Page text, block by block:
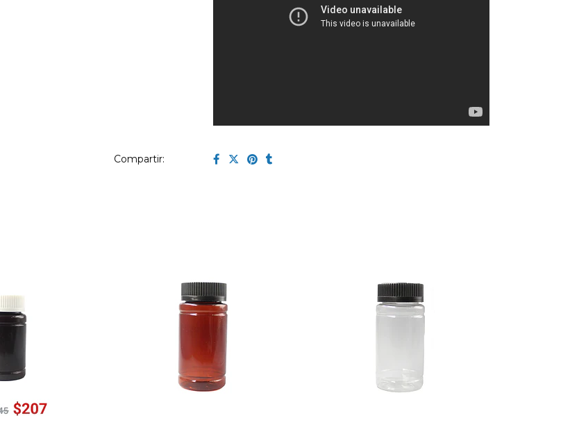
Compartir: